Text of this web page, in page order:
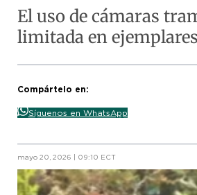
El uso de cámaras
limitada en
Compártelo en:
Síguenos en WhatsApp
mayo 20, 2026 | 09:10 ECT